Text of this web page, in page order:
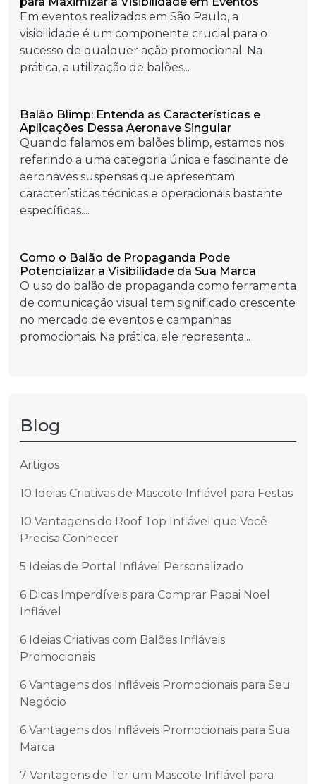
Em eventos realizados em São Paulo, a
visibilidade é um componente crucial para o
sucesso de qualquer ação promocional. Na
prática, a utilização de balões...
Balão Blimp: Entenda as Características e
Aplicações Dessa Aeronave Singular
Quando falamos em balões blimp, estamos nos
referindo a uma categoria única e fascinante de
aeronaves suspensas que apresentam
características técnicas e operacionais bastante
específicas....
Como o Balão de Propaganda Pode
Potencializar a Visibilidade da Sua Marca
O uso do balão de propaganda como ferramenta
de comunicação visual tem significado crescente
no mercado de eventos e campanhas
promocionais. Na prática, ele representa...
Blog
Artigos
10 Ideias Criativas de Mascote Inflável para Festas
10 Vantagens do Roof Top Inflável que Você
Precisa Conhecer
5 Ideias de Portal Inflável Personalizado
6 Dicas Imperdíveis para Comprar Papai Noel
Inflável
6 Ideias Criativas com Balões Infláveis
Promocionais
6 Vantagens dos Infláveis Promocionais para Seu
Negócio
6 Vantagens dos Infláveis Promocionais para Sua
Marca
7 Vantagens de Ter um Mascote Inflável para